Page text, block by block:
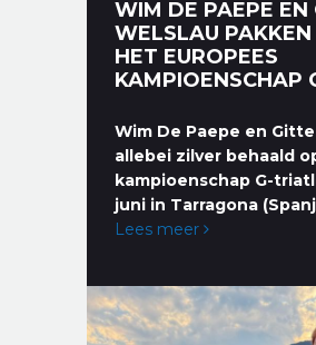
WIM DE PAEPE EN
WELSLAU
HET EUROPEES
KAMPIOENSCHAP
Wim De Paepe en
allebei zilver behaald
kampioenschap G-
juni in Tarragona
Lees meer